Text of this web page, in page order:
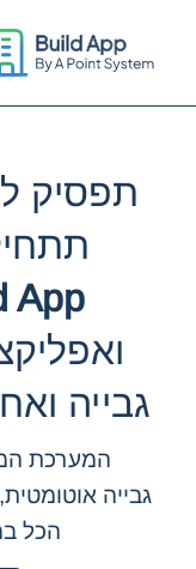
תוכנה
תפסיק
App
גבייה
המערכת
גבייה
הכל